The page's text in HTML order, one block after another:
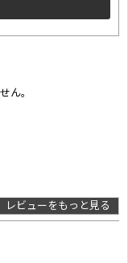
ん。
レビューをもっと見る